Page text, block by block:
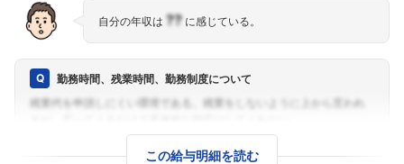
自分の年収は ??に感じている。
勤務時間、残業時間、勤務制度について
この給与明細を読む